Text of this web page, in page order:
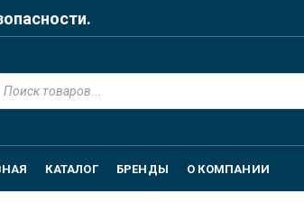
КАТАЛОГ БРЕНДЫ О КОМПАНИИ